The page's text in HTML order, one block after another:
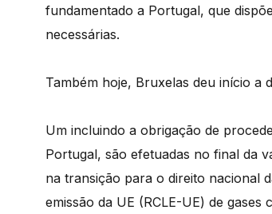
fundamentado a Portugal, que
necessárias.
Também hoje, Bruxelas deu início a
Um incluindo a obrigação de
Portugal, são efetuadas no final da
na transição para o direito nacional
emissão da UE (RCLE-UE) de gases